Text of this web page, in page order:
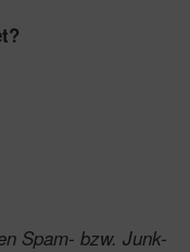
Spam- bzw. Junk-